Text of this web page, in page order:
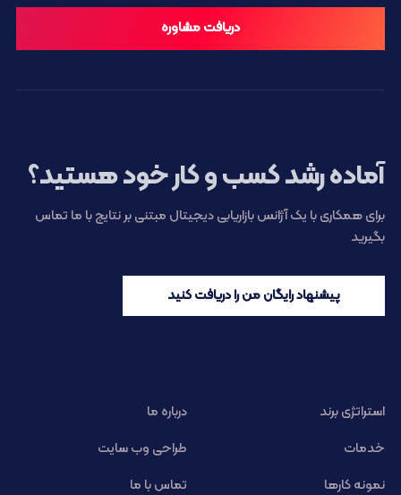
دریافت مشاوره
آماده رشد کسب و کار خود هستید؟
برای همکاری با یک آژانس بازاریابی دیجیتال مبتنی بر نتایج با ما تماس
بگیرید
پیشنهاد رایگان من را دریافت کنید
استراتژی برند
درباره ما
خدمات
طراحی وب سایت
نمونه کارها
تماس با ما